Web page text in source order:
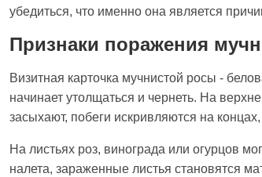
убедиться, что именно она является
Признаки поражения
Визитная карточка мучнистой росы -
начинает утолщаться и чернеть. На
засыхают, побеги искривляются на
На листьях роз, винограда или огурцов
налета, зараженные листья становятся